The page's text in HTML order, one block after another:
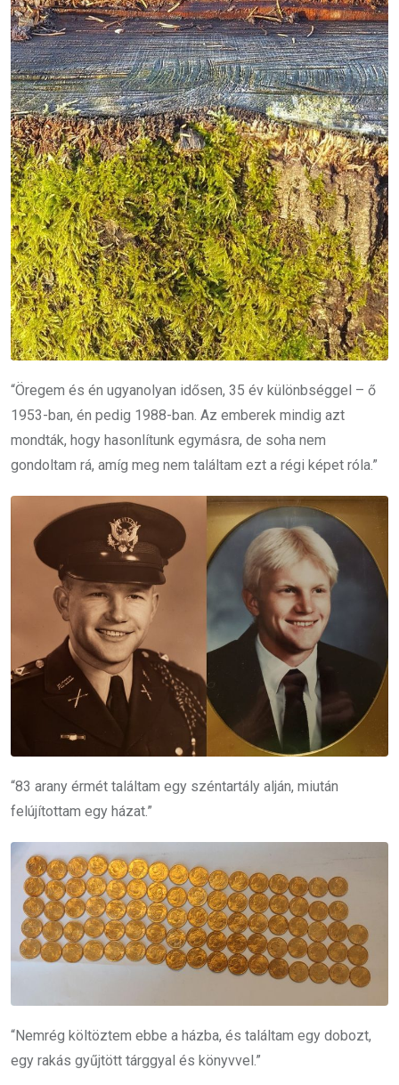
“Öregem és én ugyanolyan idősen, 35 év különbséggel – ő
1953-ban, én pedig 1988-ban. Az emberek mindig azt
mondták, hogy hasonlítunk egymásra, de soha nem
gondoltam rá, amíg meg nem találtam ezt a régi képet róla.”
“83 arany érmét találtam egy széntartály alján, miután
felújítottam egy házat.”
“Nemrég költöztem ebbe a házba, és találtam egy dobozt,
egy rakás gyűjtött tárggyal és könyvvel.”